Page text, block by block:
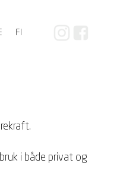
FI
i både privat og